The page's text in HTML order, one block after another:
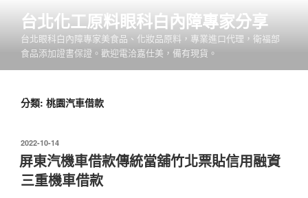
內
台北化工原料眼科白內障專家分享
台北眼科白內障專家美食品、化妝品原料，專業進口代理，衛福部
食品添加證書保證。歡迎電洽嘉仕美，備有現貨。
分類: 桃園汽車借款
發
佈
於
2022-10-14
屏東汽機車借款傳統當舖竹北票貼信用融資
三重機車借款